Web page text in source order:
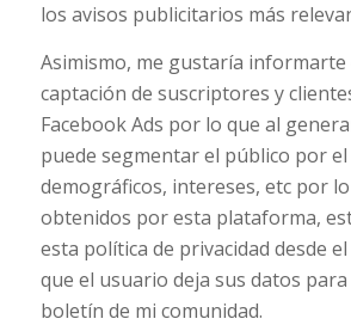
los avisos publicitarios más
Asimismo, me gustaría informarte
captación de suscriptores y
Facebook Ads por lo que al
puede segmentar el público por
demográficos, intereses, etc por
obtenidos por esta plataforma,
esta política de privacidad desde
que el usuario deja sus datos
boletín de mi comunidad.